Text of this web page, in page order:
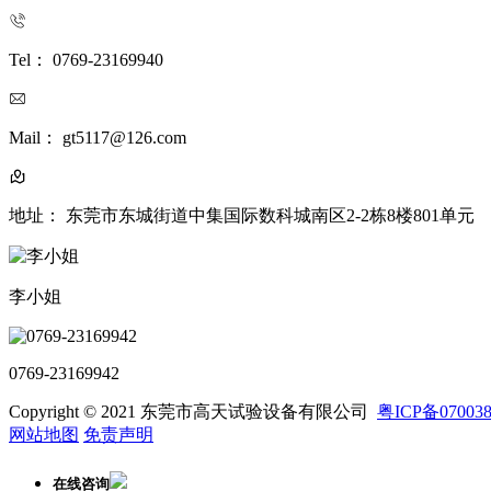
Tel： 0769-23169940
Mail： gt5117@126.com
地址： 东莞市东城街道中集国际数科城南区2-2栋8楼801单元
李小姐
0769-23169942
Copyright © 2021 东莞市高天试验设备有限公司 粤ICP备
网站地图 免责声明
在线咨询